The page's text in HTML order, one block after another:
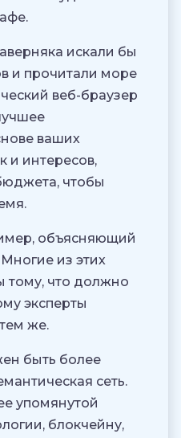
искали бы
и прочитали море
веб-браузер
ваших
и интересов,
чтобы
объясняющий
из этих
тому, что должно
эксперты
же.
быть более
сеть.
упомянутой
блокчейну,